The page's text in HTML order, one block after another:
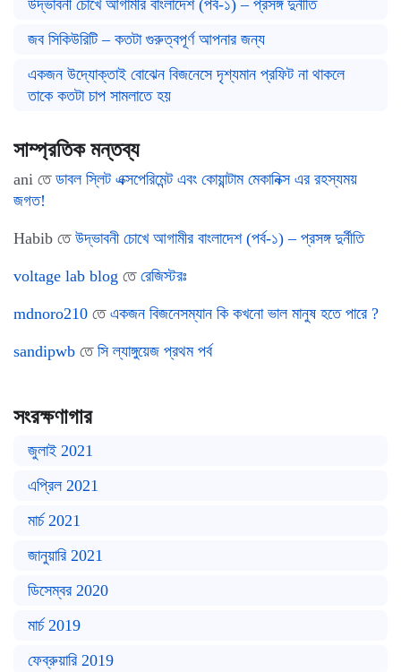
উদ্ভাবনী চোখে আগামীর বাংলাদেশ (পর্ব-১) – প্রসঙ্গ দুর্নীতি
জব সিকিউরিটি – কতটা গুরুত্বপূর্ণ আপনার জন্য
একজন উদ্যোক্তাই বোঝেন বিজনেসে দৃশ্যমান প্রফিট না থাকলে
তাকে কতটা চাপ সামলাতে হয়
সাম্প্রতিক মন্তব্য
ani তে ডাবল স্লিট এক্সপেরিমেন্ট এবং কোয়ান্টাম মেকানিক্স এর রহস্যময়
জগত!
Habib তে উদ্ভাবনী চোখে আগামীর বাংলাদেশ (পর্ব-১) – প্রসঙ্গ দুর্নীতি
voltage lab blog তে রেজিস্টরঃ
mdnoro210 তে একজন বিজনেসম্যান কি কখনো ভাল মানুষ হতে পারে ?
sandipwb তে সি ল্যাঙ্গুয়েজ প্রথম পর্ব
সংরক্ষণাগার
জুলাই 2021
এপ্রিল 2021
মার্চ 2021
জানুয়ারি 2021
ডিসেম্বর 2020
মার্চ 2019
ফেব্রুয়ারি 2019